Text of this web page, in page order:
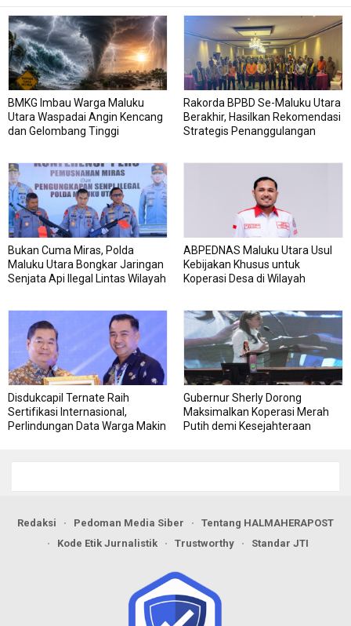
BMKG Imbau Warga Maluku
Utara Waspadai Angin Kencang
dan Gelombang Tinggi
Rakorda BPBD Se-Maluku Utara
Berakhir, Hasilkan Rekomendasi
Strategis Penanggulangan
Bukan Cuma Miras, Polda
Maluku Utara Bongkar Jaringan
Senjata Api Ilegal Lintas Wilayah
ABPEDNAS Maluku Utara Usul
Kebijakan Khusus untuk
Koperasi Desa di Wilayah
Disdukcapil Ternate Raih
Sertifikasi Internasional,
Perlindungan Data Warga Makin
Gubernur Sherly Dorong
Maksimalkan Koperasi Merah
Putih demi Kesejahteraan
Redaksi Pedoman Media Siber
Tentang HALMAHERAPOST
Kode Etik Jurnalistik
Trustworthy Standar JTI